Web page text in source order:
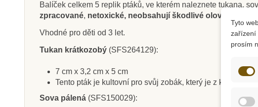
Na dotaz
Safari Ltd. Tuba -
Jedovaté žáby
Safari Ltd. Tuba - Květiny
Balíček celkem 5 replik ptáků, ve kterém naleznete tukana,
zpracované, netoxické, neobsahují škodlivé olovo,
Vhodné pro děti od 3 let.
Tukan krátkozobý (SFS264129):
7 cm x 3,2 cm x 5 cm
Tento pták je kultovní pro svůj zobák, který je z kosti a je
Sova pálená (SFS150029):
Tyto
zařízení
prosím